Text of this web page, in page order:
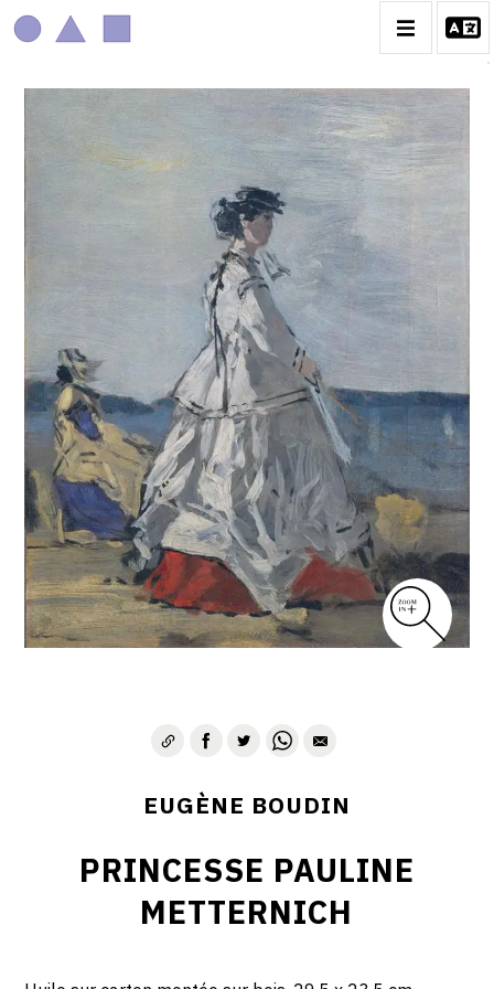
EUGÈNE BOUDIN
CATALOGUE DES OEUVRES
CONTACT
EUGÈNE BOUDIN
PRINCESSE PAULINE
METTERNICH